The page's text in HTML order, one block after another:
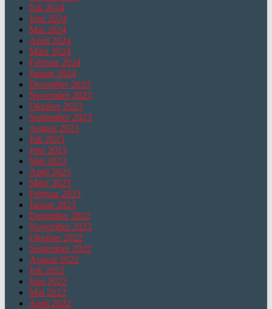
Juli 2024
Juni 2024
Mai 2024
April 2024
März 2024
Februar 2024
Januar 2024
Dezember 2023
November 2023
Oktober 2023
September 2023
August 2023
Juli 2023
Juni 2023
Mai 2023
April 2023
März 2023
Februar 2023
Januar 2023
Dezember 2022
November 2022
Oktober 2022
September 2022
August 2022
Juli 2022
Juni 2022
Mai 2022
April 2022